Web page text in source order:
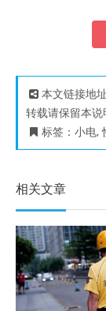
本文链接地址
转载请保留本说
标签： 小电,
相关文章